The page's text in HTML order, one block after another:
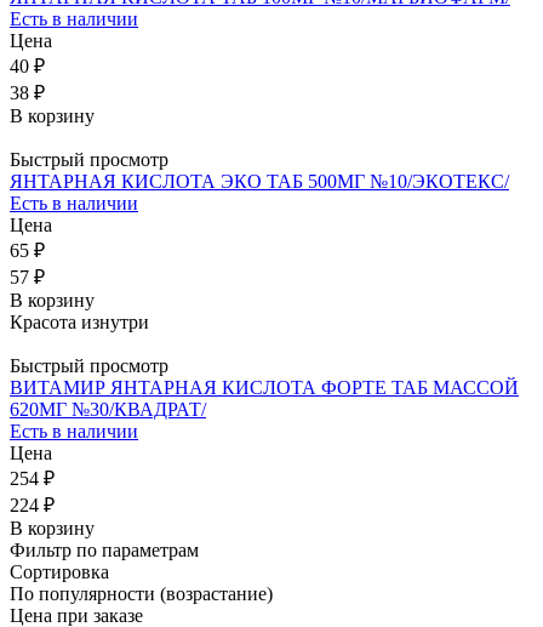
Есть в наличии
Цена
40 ₽
38 ₽
В корзину
Быстрый просмотр
ЯНТАРНАЯ КИСЛОТА ЭКО ТАБ 500МГ №10/ЭКОТЕКС/
Есть в наличии
Цена
65 ₽
57 ₽
В корзину
Красота изнутри
Быстрый просмотр
ВИТАМИР ЯНТАРНАЯ КИСЛОТА ФОРТЕ ТАБ МАССОЙ
620МГ №30/КВАДРАТ/
Есть в наличии
Цена
254 ₽
224 ₽
В корзину
Фильтр по параметрам
Сортировка
По популярности (возрастание)
Цена при заказе